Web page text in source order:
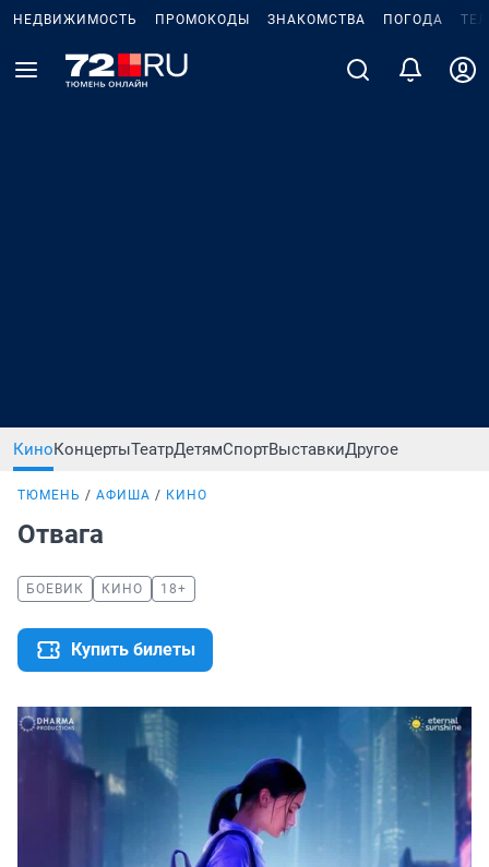
НЕДВИЖИМОСТЬ ПРОМОКОДЫ ЗНАКОМСТВА ПОГОДА
КиноКонцертыТеатрДетямСпортВыставкиДругое
ТЮМЕНЬ АФИША КИНО
Отвага
БОЕВИК КИНО 18+
Купить билеты